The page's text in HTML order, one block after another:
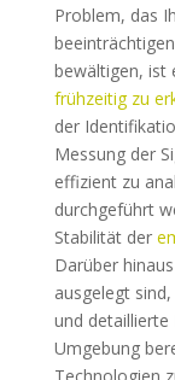
Problem, das
bewältigen, ist
frühzeitig zu
der
Messung der
effizient zu
durchgeführt
Stabilität der
Darüber
ausgelegt
und detaillierte
Umgebung